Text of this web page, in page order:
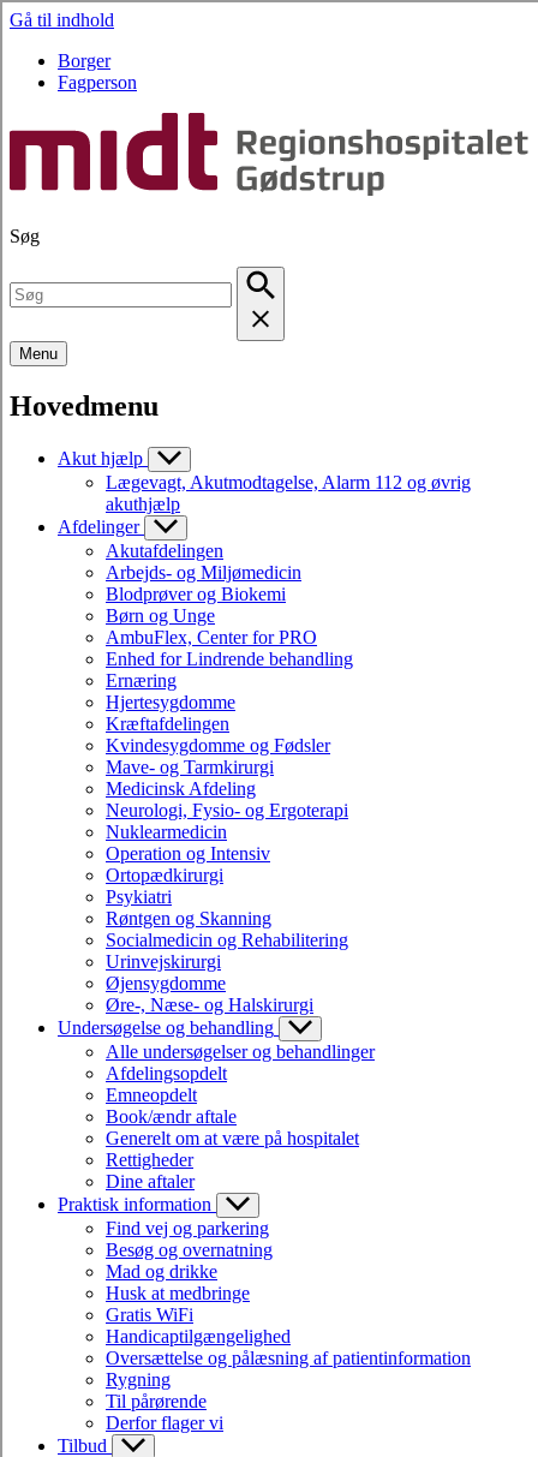
Gå til indhold
Borger
Fagperson
Søg
Menu
Hovedmenu
Akut hjælp
Lægevagt, Akutmodtagelse, Alarm 112 og øvrig
akuthjælp
Afdelinger
Akutafdelingen
Arbejds- og Miljømedicin
Blodprøver og Biokemi
Børn og Unge
AmbuFlex, Center for PRO
Enhed for Lindrende behandling
Ernæring
Hjertesygdomme
Kræftafdelingen
Kvindesygdomme og Fødsler
Mave- og Tarmkirurgi
Medicinsk Afdeling
Neurologi, Fysio- og Ergoterapi
Nuklearmedicin
Operation og Intensiv
Ortopædkirurgi
Psykiatri
Røntgen og Skanning
Socialmedicin og Rehabilitering
Urinvejskirurgi
Øjensygdomme
Øre-, Næse- og Halskirurgi
Undersøgelse og behandling
Alle undersøgelser og behandlinger
Afdelingsopdelt
Emneopdelt
Book/ændr aftale
Generelt om at være på hospitalet
Rettigheder
Dine aftaler
Praktisk information
Find vej og parkering
Besøg og overnatning
Mad og drikke
Husk at medbringe
Gratis WiFi
Handicaptilgængelighed
Oversættelse og pålæsning af patientinformation
Rygning
Til pårørende
Derfor flager vi
Tilbud